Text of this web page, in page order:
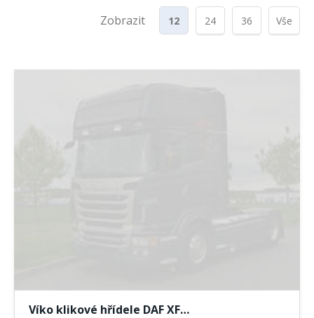
Zobrazit 12 24 36 Vše
Víko klikové hřídele DAF XF…